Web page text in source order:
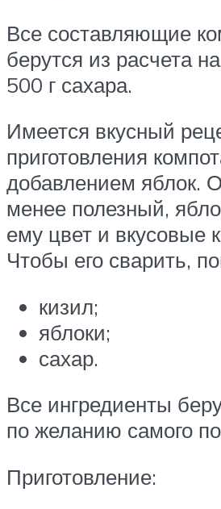
Все составляющие
берутся из расчета
500 г сахара.
Имеется вкусный
приготовления
добавлением яблок.
менее полезный,
ему цвет и вкусовые
Чтобы его сварить,
кизил;
яблоки;
сахар.
Все ингредиенты
по желанию самого
Приготовление: